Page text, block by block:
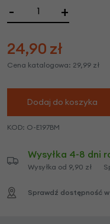
- +
24,90 zł
Cena katalogowa: 29,99 zł
Dodaj do koszyka
KOD: O-E197BM
Wysyłka 4-8 dni
Wysyłka od 9,90 zł
Sprawdź dostępność